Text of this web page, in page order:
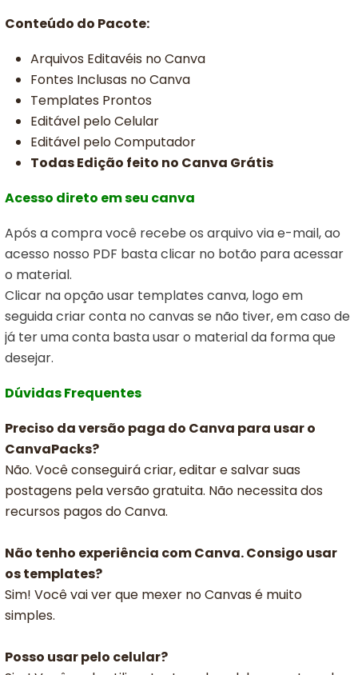
Conteúdo do Pacote:
Arquivos Editavéis no Canva
Fontes Inclusas no Canva
Templates Prontos
Editável pelo Celular
Editável pelo Computador
Todas Edição feito no Canva Grátis
Acesso direto em seu canva
Após a compra você recebe os arquivo via e-mail, ao
acesso nosso PDF basta clicar no botão para acessar
o material.
Clicar na opção usar templates canva, logo em
seguida criar conta no canvas se não tiver, em caso de
já ter uma conta basta usar o material da forma que
desejar.
Dúvidas Frequentes
Preciso da versão paga do Canva para usar o
CanvaPacks?
Não. Você conseguirá criar, editar e salvar suas
postagens pela versão gratuita. Não necessita dos
recursos pagos do Canva.
Não tenho experiência com Canva. Consigo usar
os templates?
Sim! Você vai ver que mexer no Canvas é muito
simples.
Posso usar pelo celular?